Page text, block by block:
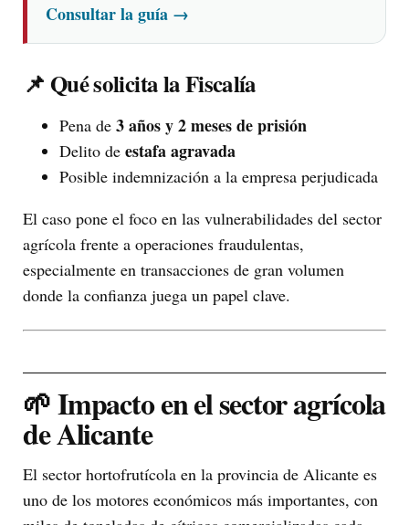
Consultar la guía →
📌 Qué solicita la Fiscalía
Pena de 3 años y 2 meses de prisión
Delito de estafa agravada
Posible indemnización a la empresa perjudicada
El caso pone el foco en las vulnerabilidades del sector
agrícola frente a operaciones fraudulentas,
especialmente en transacciones de gran volumen
donde la confianza juega un papel clave.
🌱 Impacto en el sector agrícola
de Alicante
El sector hortofrutícola en la provincia de Alicante es
uno de los motores económicos más importantes, con